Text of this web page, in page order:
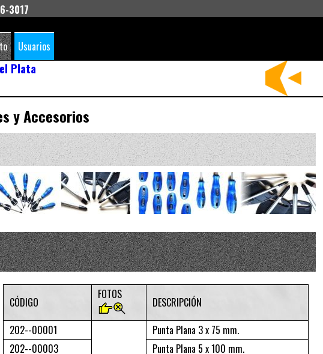
3017
Usuarios
Plata
y Accesorios
CÓDIGO
FOTOS
DESCRIPCIÓN
202--00001
Punta Plana 3 x 75 mm.
202--00003
Punta Plana 5 x 100 mm.